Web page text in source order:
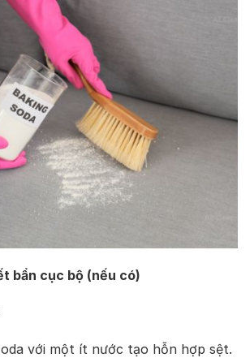
bẩn cục bộ (nếu có)
với một ít nước tạo hỗn hợp sệt.